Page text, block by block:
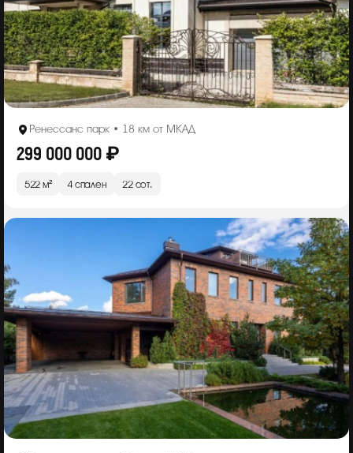
Ренессанс парк • 18 км от МКАД
299 000 000 ₽
522 м² 4 спален 22 сот.